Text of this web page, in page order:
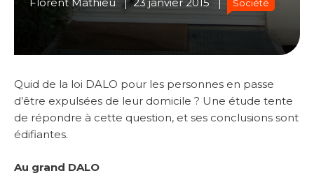
Florent Mathieu 23 janvier 2015 Société
Quid de la loi DALO pour les personnes en passe
d’être expulsées de leur domicile ? Une étude tente
de répondre à cette question, et ses conclusions sont
édifiantes.
Au grand DALO